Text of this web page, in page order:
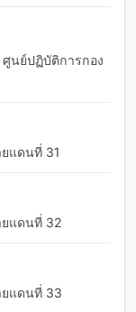
นย์ปฏิบัติการกอง
แดนที่ 31
ยแดนที่ 32
ยแดนที่ 33